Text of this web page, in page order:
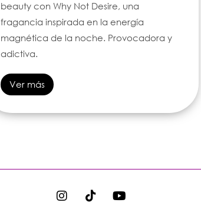
beauty con Why Not Desire, una
fragancia inspirada en la energía
magnética de la noche. Provocadora y
adictiva.
Ver más
I
n
T
i
Y
o